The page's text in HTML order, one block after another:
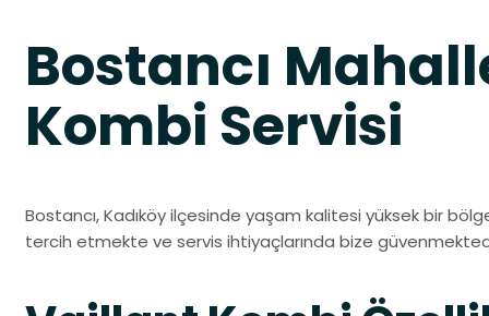
Bostancı
Kombi Servisi
Bostancı, Kadıköy ilçesinde yaşam kalitesi yüksek bir
tercih etmekte ve servis ihtiyaçlarında bize